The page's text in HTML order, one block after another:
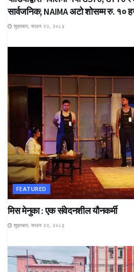
सार्वजनिक; NAIMA अटो शोसम्म रु. १०
शुक्रबार, साउन २२, २०८३
FEATURED
मिस मेनुका : एक संवेदनशील यौनकर्मी
शुक्रबार, साउन २२, २०८३